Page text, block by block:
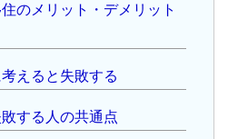
のメリット・デメリット
えると失敗する
する人の共通点